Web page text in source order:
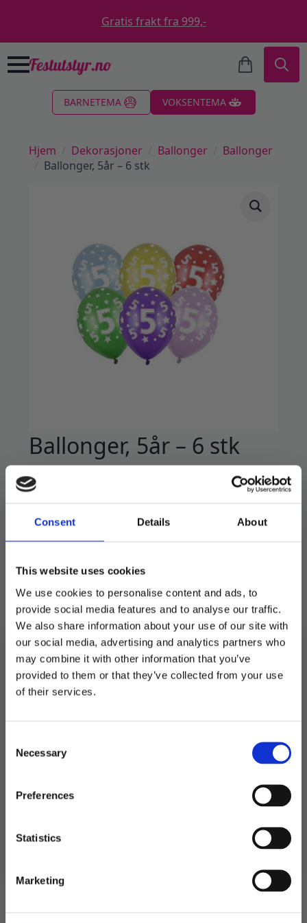
Consent Details About
This website uses cookies
We use cookies to personalise content and ads, to
provide social media features and to analyse our traffic.
We also share information about your use of our site with
our social media, advertising and analytics partners who
may combine it with other information that you’ve
provided to them or that they’ve collected from your use
of their services.
Selection
Necessary
Preferences
Statistics
Marketing
Gratis frakt fra 999,-
BARNETEMA VOKSENTEMA
Hjem Dekorasjoner Ballonger
Ballonger
Ballonger, 5år – 6 stk
Ballonger, 5år – 6 stk
39
6 stk i pakken. Oppblåst diameter 30 cm.
Perfekt til barnebursdag.
På lager
Ballonger,
5år
-
6
stk
antall
LEGG I HANDLEKURV
Produktnummer:107615
,Dekorasjoner
Stikkord:Barnebursdag
Relaterte produkter
MELD DEG PÅ NYHETSBREVET